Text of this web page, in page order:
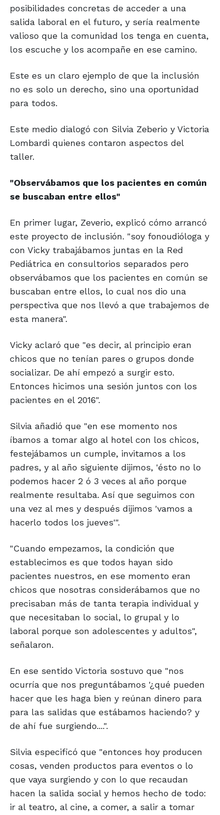
posibilidades concretas de acceder a una
salida laboral en el futuro, y sería realmente
valioso que la comunidad los tenga en cuenta,
los escuche y los acompañe en ese camino.
Este es un claro ejemplo de que la inclusión
no es solo un derecho, sino una oportunidad
para todos.
Este medio dialogó con Silvia Zeberio y Victoria
Lombardi quienes contaron aspectos del
taller.
"Observábamos que los pacientes en común
se buscaban entre ellos"
En primer lugar, Zeverio, explicó cómo arrancó
este proyecto de inclusión. "soy fonoudióloga y
con Vicky trabajábamos juntas en la Red
Pediátrica en consultorios separados pero
observábamos que los pacientes en común se
buscaban entre ellos, lo cual nos dio una
perspectiva que nos llevó a que trabajemos de
esta manera".
Vicky aclaró que "es decir, al principio eran
chicos que no tenían pares o grupos donde
socializar. De ahí empezó a surgir esto.
Entonces hicimos una sesión juntos con los
pacientes en el 2016".
Silvia añadió que "en ese momento nos
íbamos a tomar algo al hotel con los chicos,
festejábamos un cumple, invitamos a los
padres, y al año siguiente dijimos, 'ésto no lo
podemos hacer 2 ó 3 veces al año porque
realmente resultaba. Así que seguimos con
una vez al mes y después dijimos 'vamos a
hacerlo todos los jueves'".
"Cuando empezamos, la condición que
establecimos es que todos hayan sido
pacientes nuestros, en ese momento eran
chicos que nosotras considerábamos que no
precisaban más de tanta terapia individual y
que necesitaban lo social, lo grupal y lo
laboral porque son adolescentes y adultos",
señalaron.
En ese sentido Victoria sostuvo que "nos
ocurría que nos preguntábamos '¿qué pueden
hacer que les haga bien y reúnan dinero para
para las salidas que estábamos haciendo? y
de ahí fue surgiendo....".
Silvia especificó que "entonces hoy producen
cosas, venden productos para eventos o lo
que vaya surgiendo y con lo que recaudan
hacen la salida social y hemos hecho de todo:
ir al teatro, al cine, a comer, a salir a tomar